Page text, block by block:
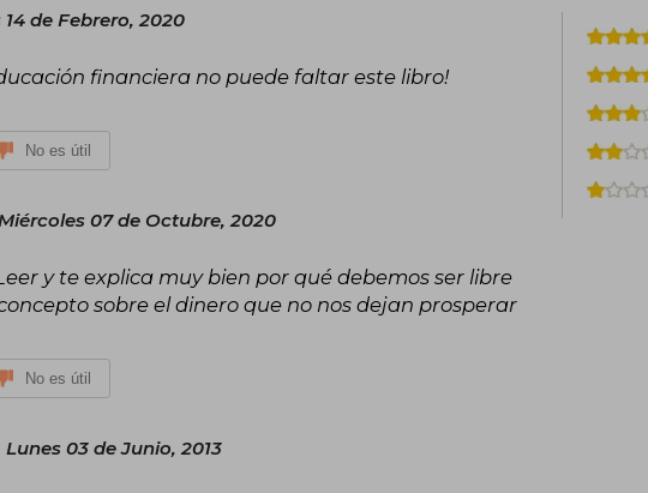
Es autor de 43 libros, casi todos en
14 de Febrero, 2020
financiera no puede faltar este libro!
No es útil
07 de Octubre, 2020
y te explica muy bien por qué debemos ser libre
sobre el dinero que no nos dejan prosperar
No es útil
Lunes 03 de Junio, 2013